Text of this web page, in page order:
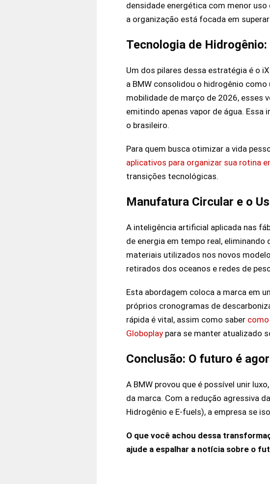
densidade energética com menor
a organização está focada em
Tecnologia de
Um dos pilares dessa estratégia é o
a BMW consolidou o hidrogênio
mobilidade de março de 2026, esses
emitindo apenas vapor de água.
o brasileiro.
Para quem busca otimizar a vida
aplicativos para organizar sua rotina
transições tecnológicas.
Manufatura Circular e o
A inteligência artificial aplicada nas
de energia em tempo real,
materiais utilizados nos novos
retirados dos oceanos e redes de
Esta abordagem coloca a marca em
próprios cronogramas de
rápida é vital, assim como saber
Globoplay para se manter atualizado
Conclusão: O futuro é
A BMW provou que é possível unir
da marca. Com a redução agressiva
Hidrogênio e E-fuels), a empresa se
O que você achou dessa
ajude a espalhar a notícia sobre o